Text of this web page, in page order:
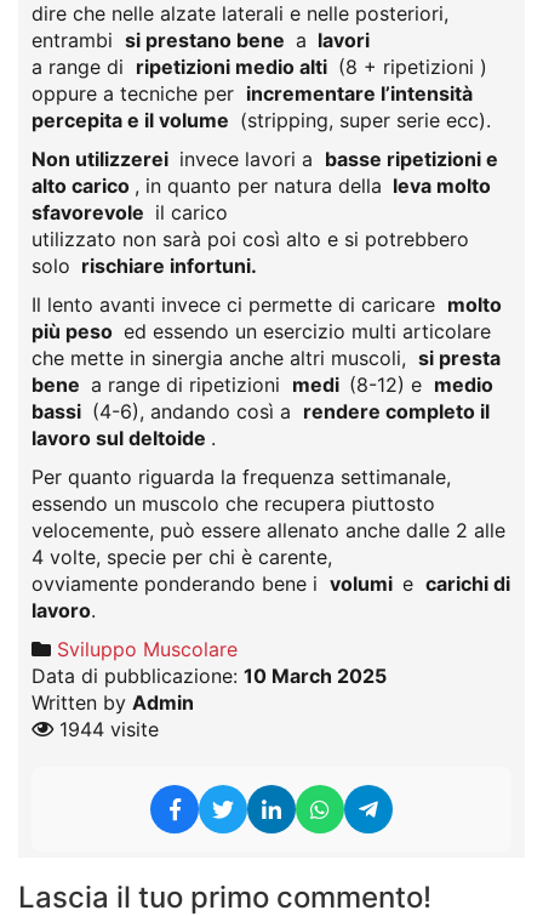
dire che nelle alzate laterali e nelle posteriori,
entrambi si prestano bene a lavori
a range di ripetizioni medio alti (8 + ripetizioni )
oppure a tecniche per incrementare l’intensità
percepita e il volume (stripping, super serie ecc).
Non utilizzerei invece lavori a basse ripetizioni e
alto carico , in quanto per natura della leva molto
sfavorevole il carico
utilizzato non sarà poi così alto e si potrebbero
solo rischiare infortuni.
Il lento avanti invece ci permette di caricare molto
più peso ed essendo un esercizio multi articolare
che mette in sinergia anche altri muscoli, si presta
bene a range di ripetizioni medi (8-12) e medio
bassi (4-6), andando così a rendere completo il
lavoro sul deltoide .
Per quanto riguarda la frequenza settimanale,
essendo un muscolo che recupera piuttosto
velocemente, può essere allenato anche dalle 2 alle
4 volte, specie per chi è carente,
ovviamente ponderando bene i volumi e carichi di
lavoro.
Sviluppo Muscolare
Data di pubblicazione: 10 March 2025
Written by Admin
1944 visite
Lascia il tuo primo commento!